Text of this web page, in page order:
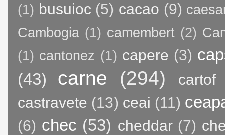
(1) busuioc (5) cacao (9)
Cambogia (1) camembert (2)
(1) cantonez (1) capere (3)
(43)
carne (294)
cartof
castravete (13) ceai (11)
(6) chec (53) cheddar (7)